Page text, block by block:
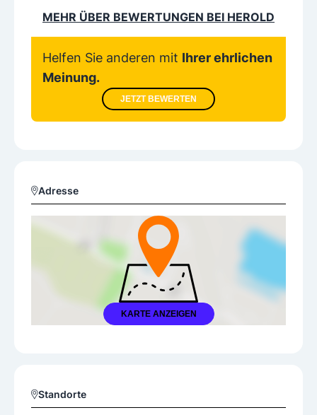
MEHR ÜBER BEWERTUNGEN BEI HEROLD
Helfen Sie anderen mit Ihrer ehrlichen
Meinung.
JETZT BEWERTEN
Adresse
KARTE ANZEIGEN
Standorte